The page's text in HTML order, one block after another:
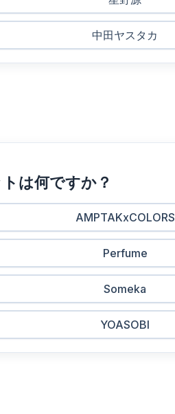
中田ヤスタカ
は何ですか？
AMPTAKxCOLORS
Perfume
Someka
YOASOBI